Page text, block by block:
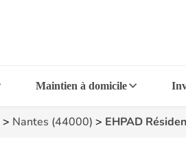
Maintien à domicile
> Nantes (44000) > EHPAD